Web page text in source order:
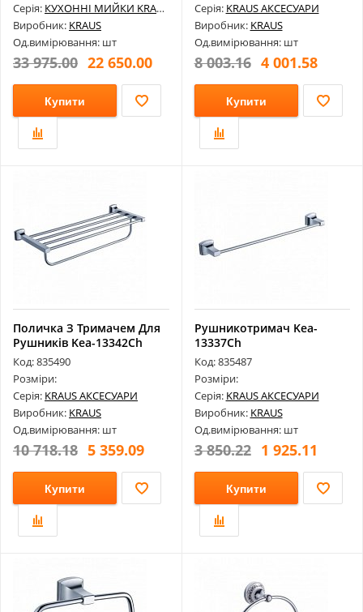
Серія: КУХОННІ МИЙКИ KRAUS
Виробник: KRAUS
Од.вимірювання: шт
33 975.00 22 650.00
Купити
Серія: KRAUS АКСЕСУАРИ
Виробник: KRAUS
Од.вимірювання: шт
8 003.16 4 001.58
Купити
Поличка З Тримачем Для
Рушників Kea-13342Ch
Код: 835490
Розміри:
Серія: KRAUS АКСЕСУАРИ
Виробник: KRAUS
Од.вимірювання: шт
10 718.18 5 359.09
Купити
Рушникотримач Kea-
13337Ch
Код: 835487
Розміри:
Серія: KRAUS АКСЕСУАРИ
Виробник: KRAUS
Од.вимірювання: шт
3 850.22 1 925.11
Купити